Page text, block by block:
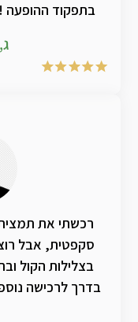
בתפקוד ההופעה
לזמר
סקפטית, אבל
בצלילות הקול
בדרך לרכישה